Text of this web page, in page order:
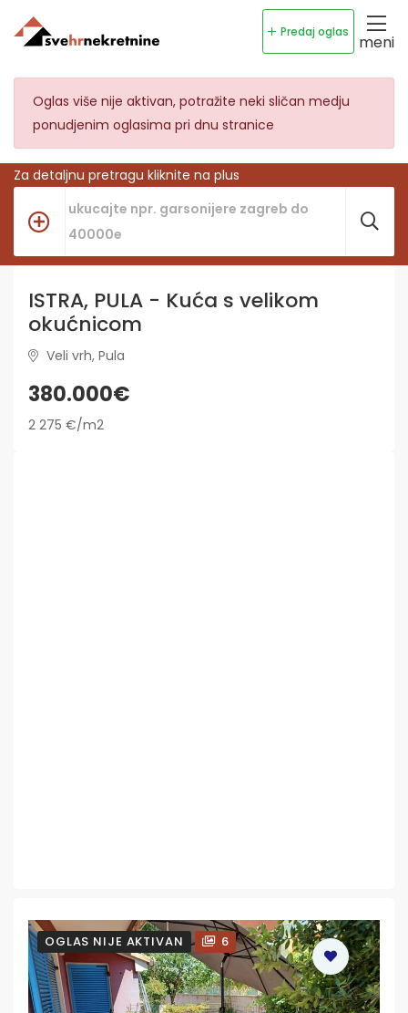
Predaj oglas
meni
Oglas više nije aktivan, potražite neki sličan medju
ponudjenim oglasima pri dnu stranice
Za detaljnu pretragu kliknite na plus
ISTRA, PULA - Kuća s velikom
okućnicom
Veli vrh, Pula
380.000€
2 275 €/m2
OGLAS NIJE AKTIVAN 6